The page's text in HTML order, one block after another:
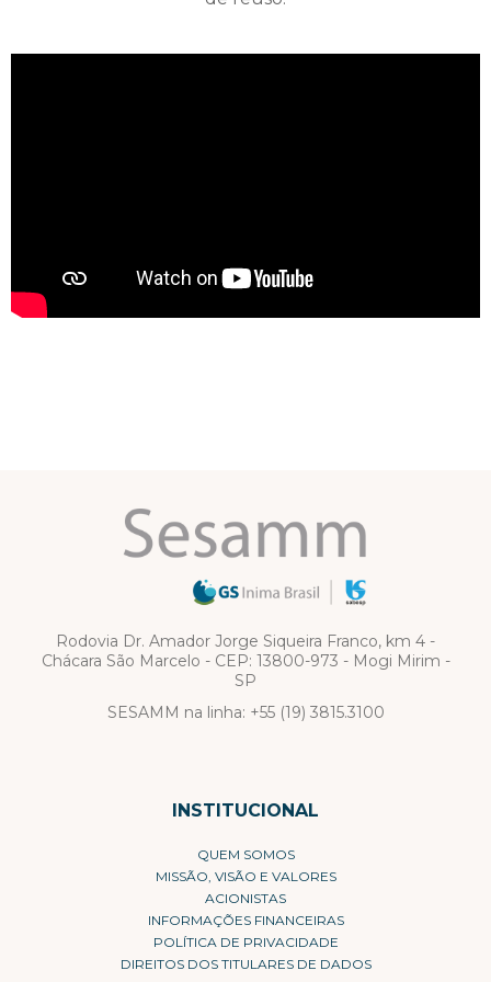
Rodovia Dr. Amador Jorge Siqueira Franco, km 4 -
Chácara São Marcelo - CEP: 13800-973 - Mogi Mirim -
SP
SESAMM na linha: +55 (19) 3815.3100
INSTITUCIONAL
QUEM SOMOS
MISSÃO, VISÃO E VALORES
ACIONISTAS
INFORMAÇÕES FINANCEIRAS
POLÍTICA DE PRIVACIDADE
DIREITOS DOS TITULARES DE DADOS